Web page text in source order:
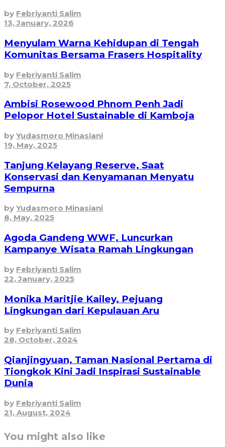
by Febriyanti Salim
13, January, 2026
Menyulam Warna Kehidupan di Tengah
Komunitas Bersama Frasers Hospitality
by Febriyanti Salim
7, October, 2025
Ambisi Rosewood Phnom Penh Jadi
Pelopor Hotel Sustainable di Kamboja
by Yudasmoro Minasiani
19, May, 2025
Tanjung Kelayang Reserve, Saat
Konservasi dan Kenyamanan Menyatu
Sempurna
by Yudasmoro Minasiani
8, May, 2025
Agoda Gandeng WWF, Luncurkan
Kampanye Wisata Ramah Lingkungan
by Febriyanti Salim
22, January, 2025
Monika Maritjie Kailey, Pejuang
Lingkungan dari Kepulauan Aru
by Febriyanti Salim
28, October, 2024
Qianjingyuan, Taman Nasional Pertama di
Tiongkok Kini Jadi Inspirasi Sustainable
Dunia
by Febriyanti Salim
21, August, 2024
You might also like